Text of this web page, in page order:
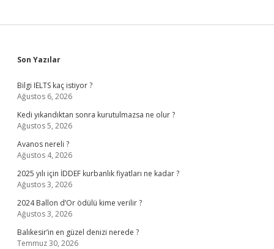
Sidebar
Son Yazılar
Bilgi IELTS kaç istiyor ?
Ağustos 6, 2026
Kedi yıkandıktan sonra kurutulmazsa ne olur ?
Ağustos 5, 2026
Avanos nereli ?
Ağustos 4, 2026
2025 yılı için İDDEF kurbanlık fiyatları ne kadar ?
Ağustos 3, 2026
2024 Ballon d’Or ödülü kime verilir ?
Ağustos 3, 2026
Balıkesir’in en güzel denizi nerede ?
Temmuz 30, 2026